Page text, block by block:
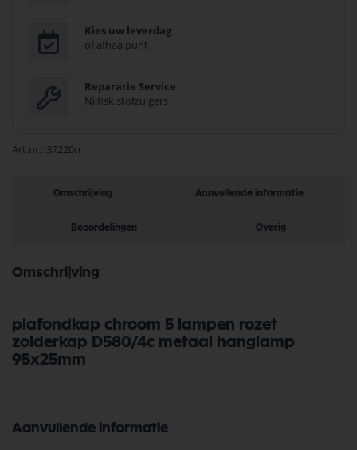
Kies uw leverdag
of afhaalpunt
Reparatie Service
Nilfisk stofzuigers
Art.nr. 37220n
Omschrijving Aanvullende informatie
Beoordelingen Overig
Omschrijving
plafondkap chroom 5 lampen rozet
zolderkap D580/4c metaal hanglamp
95x25mm
Aanvullende informatie